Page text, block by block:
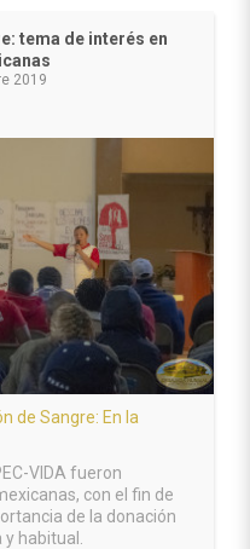
tema de interés en
2019
de Sangre: En la
VIDA fueron
con el fin de
de la donación
habitual.